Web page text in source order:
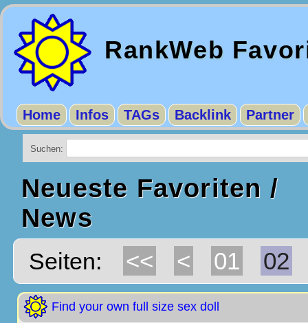
RankWeb
Home Infos TAGs Backlink Partner
Suchen:
Neueste Favoriten /
News
Seiten: << < 01 02
Find your own full size sex doll